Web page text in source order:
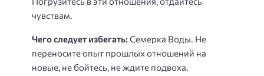
чувствам.
Чего следует избегать: Семерка Воды. Не
переносите опыт прошлых отношений на
новые, не бойтесь, не ждите подвоха.